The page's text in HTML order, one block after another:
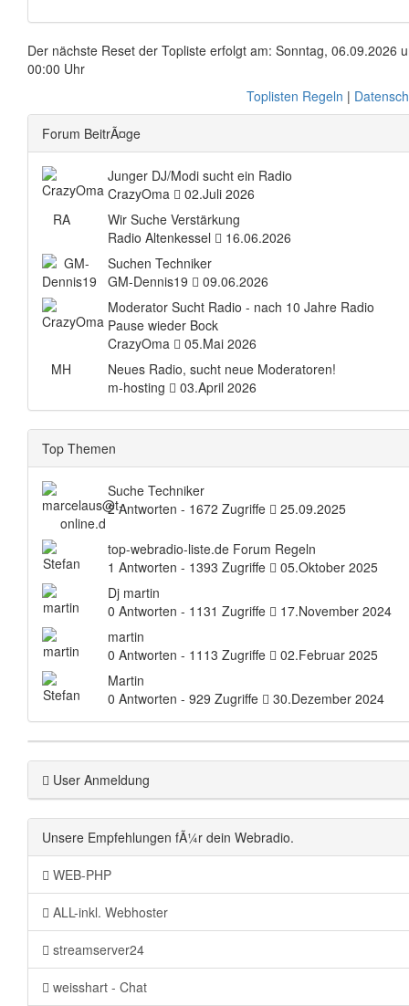
Der nächste Reset der Topliste erfolgt am: Sonntag, 06.09.2026
00:00 Uhr
Toplisten Regeln |
Forum BeitrÃ¤ge
Junger DJ/Modi sucht ein Radio
CrazyOma
02.Juli 2026
RA
Wir Suche Verstärkung
Radio Altenkessel
16.06.2026
Suchen Techniker
GM-Dennis19
09.06.2026
Moderator Sucht Radio - nach 10 Jahre Radio
Pause wieder Bock
CrazyOma
05.Mai 2026
MH
Neues Radio, sucht neue Moderatoren!
m-hosting
03.April 2026
Top Themen
Suche Techniker
2 Antworten - 1672 Zugriffe
25.09.2025
top-webradio-liste.de Forum Regeln
1 Antworten - 1393 Zugriffe
05.Oktober 2025
Dj martin
0 Antworten - 1131 Zugriffe
17.November 2024
martin
0 Antworten - 1113 Zugriffe
02.Februar 2025
Martin
0 Antworten - 929 Zugriffe
30.Dezember 2024
User Anmeldung
Unsere Empfehlungen fÃ¼r dein Webradio.
WEB-PHP
ALL-inkl. Webhoster
streamserver24
weisshart - Chat